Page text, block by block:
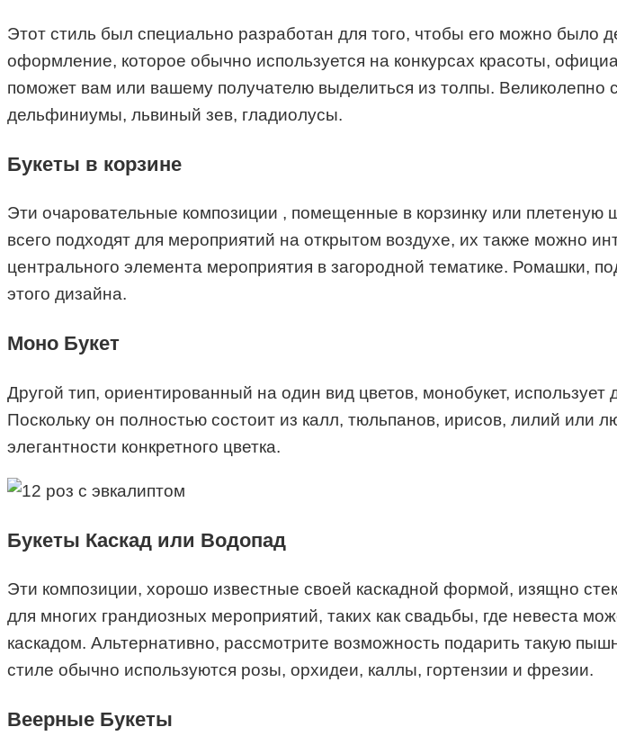
Этот стиль был специально разработан для того, чтобы его можно было
оформление, которое обычно используется на конкурсах красоты,
поможет вам или вашему получателю выделиться из толпы. Великолепно
дельфиниумы, львиный зев, гладиолусы.
Букеты в корзине
Эти очаровательные композиции , помещенные в корзинку или плетеную
всего подходят для мероприятий на открытом воздухе, их также можно
центрального элемента мероприятия в загородной тематике. Ромашки,
этого дизайна.
Моно Букет
Другой тип, ориентированный на один вид цветов, монобукет,
Поскольку он полностью состоит из калл, тюльпанов, ирисов, лилий или
элегантности конкретного цветка.
Букеты Каскад или Водопад
Эти композиции, хорошо известные своей каскадной формой, изящно
для многих грандиозных мероприятий, таких как свадьбы, где невеста
каскадом. Альтернативно, рассмотрите возможность подарить такую
стиле обычно используются розы, орхидеи, каллы, гортензии и фрезии.
Веерные Букеты